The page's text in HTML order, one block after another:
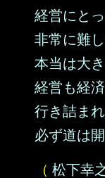
経営にとっ
非常に難
本当は大
経営も経済
行き詰ま
必ず道は
（ 松下幸